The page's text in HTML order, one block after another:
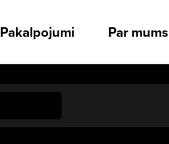
Pakalpojumi Par mums